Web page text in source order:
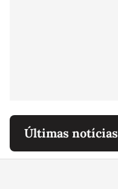
Últimas notícias